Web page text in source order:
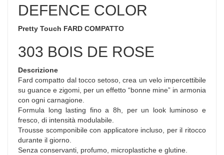
DEFENCE COLOR
Pretty Touch FARD COMPATTO
303 BOIS DE ROSE
Descrizione
Fard compatto dal tocco setoso, crea un velo impercettibile
su guance e zigomi, per un effetto “bonne mine” in armonia
con ogni carnagione.
Formula long lasting fino a 8h, per un look luminoso e
fresco, di intensità modulabile.
Trousse scomponibile con applicatore incluso, per il ritocco
durante il giorno.
Senza conservanti, profumo, microplastiche e glutine.